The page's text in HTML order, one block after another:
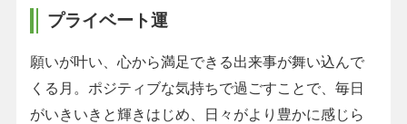
プライベート運
願いが叶い、心から満足できる出来事が舞い込んで
くる月。ポジティブな気持ちで過ごすことで、毎日
がいきいきと輝きはじめ、日々がより豊かに感じら